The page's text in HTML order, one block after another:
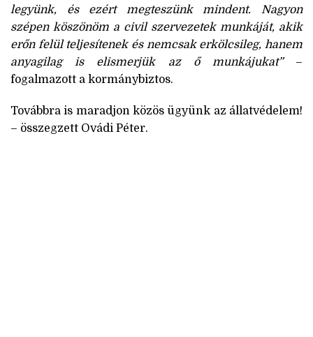
legyünk, és ezért megteszünk mindent. Nagyon
szépen köszönöm a civil szervezetek munkáját, akik
erőn felül teljesítenek és nemcsak erkölcsileg, hanem
anyagilag is elismerjük az ő munkájukat”–
fogalmazott a kormánybiztos.
Továbbra is maradjon közös ügyünk az állatvédelem!
– összegzett Ovádi Péter.